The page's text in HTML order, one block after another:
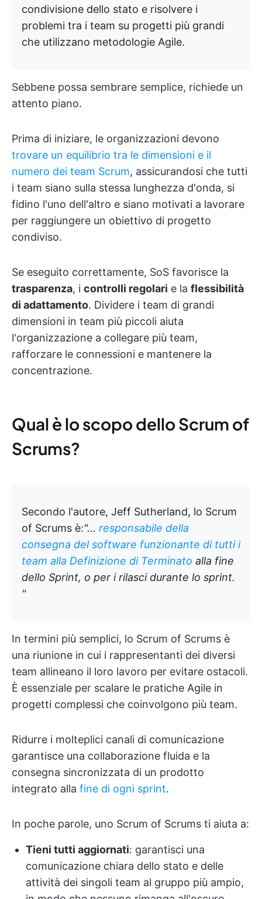
condivisione dello stato e risolvere i
problemi tra i team su progetti più grandi
che utilizzano metodologie Agile.
Sebbene possa sembrare semplice, richiede un
attento piano.
Prima di iniziare, le organizzazioni devono
trovare un equilibrio tra le dimensioni e il
numero dei team Scrum, assicurandosi che tutti
i team siano sulla stessa lunghezza d'onda, si
fidino l'uno dell'altro e siano motivati a lavorare
per raggiungere un obiettivo di progetto
condiviso.
Se eseguito correttamente, SoS favorisce la
trasparenza, i controlli regolari e la flessibilità
di adattamento. Dividere i team di grandi
dimensioni in team più piccoli aiuta
l'organizzazione a collegare più team,
rafforzare le connessioni e mantenere la
concentrazione.
Qual è lo scopo dello Scrum of
Scrums?
Secondo l'autore, Jeff Sutherland, lo Scrum
of Scrums è:"... responsabile della
consegna del software funzionante di tutti i
team alla Definizione di Terminato alla fine
dello Sprint, o per i rilasci durante lo sprint.
"
In termini più semplici, lo Scrum of Scrums è
una riunione in cui i rappresentanti dei diversi
team allineano il loro lavoro per evitare ostacoli.
È essenziale per scalare le pratiche Agile in
progetti complessi che coinvolgono più team.
Ridurre i molteplici canali di comunicazione
garantisce una collaborazione fluida e la
consegna sincronizzata di un prodotto
integrato alla fine di ogni sprint.
In poche parole, uno Scrum of Scrums ti aiuta a:
Tieni tutti aggiornati: garantisci una
comunicazione chiara dello stato e delle
attività dei singoli team al gruppo più ampio,